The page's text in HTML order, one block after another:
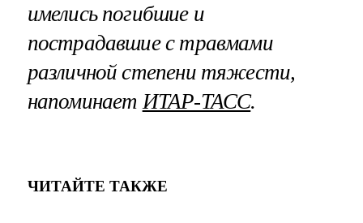
имелись погибшие и
пострадавшие с травмами
различной степени тяжести,
напоминает ИТАР-ТАСС.
ЧИТАЙТЕ ТАКЖЕ